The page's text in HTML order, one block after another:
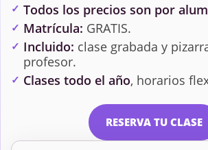
Todos los precios son por
Matrícula: GRATIS.
Incluido: clase grabada y
profesor.
Clases todo el año, horarios
RESERVA TU CLASE